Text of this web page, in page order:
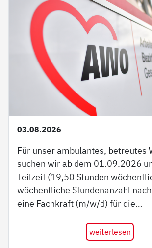
03.08.2026
Für unser ambulantes, betreutes
suchen wir ab dem 01.09.2026
Teilzeit (19,50 Stunden
wöchentliche Stundenanzahl
eine Fachkraft (m/w/d) für die…
weiterlesen